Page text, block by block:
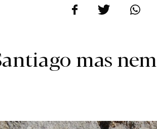
mas nem